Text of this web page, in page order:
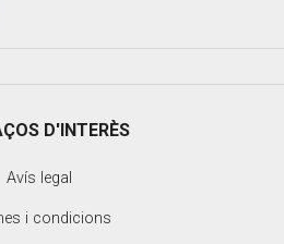
D'INTERÈS
Avís legal
i condicions